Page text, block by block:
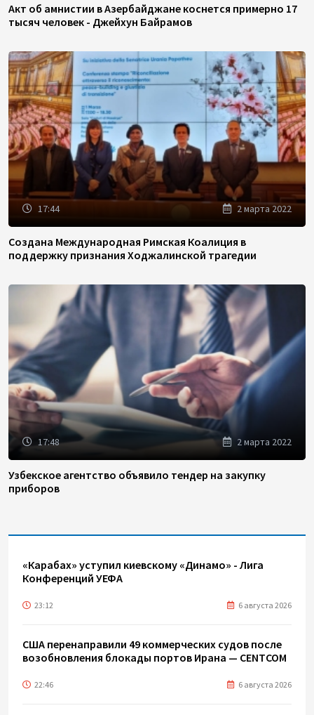
Акт об амнистии в Азербайджане коснется примерно 17
тысяч человек - Джейхун Байрамов
17:44 2 марта 2022
Создана Международная Римская Коалиция в
поддержку признания Ходжалинской трагедии
17:48 2 марта 2022
Узбекское агентство объявило тендер на закупку
приборов
«Карабах» уступил киевскому «Динамо» - Лига
Конференций УЕФА
23:12 6 августа 2026
США перенаправили 49 коммерческих судов после
возобновления блокады портов Ирана — CENTCOM
22:46 6 августа 2026